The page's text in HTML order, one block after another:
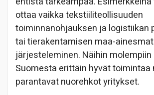
ottaa vaikka tekstiiliteollisuuden
toiminnanohjauksen ja logistiikan
tai tierakentamisen maa-
järjesteleminen. Näihin
Suomesta erittäin hyvät
parantavat nuorehkot yritykset.